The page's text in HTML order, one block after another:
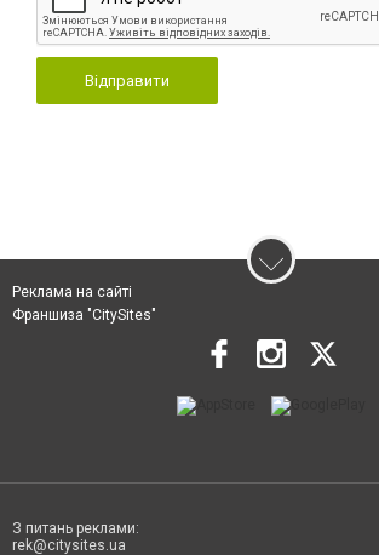
Відправити
Реклама на сайті
Франшиза "CitySites"
З питань реклами:
rek@citysites.ua